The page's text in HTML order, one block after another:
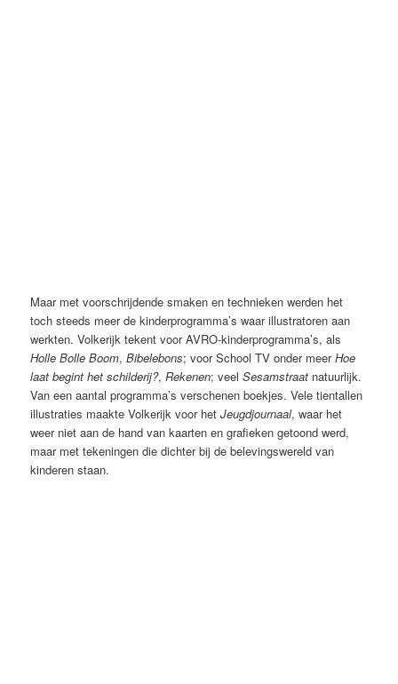
Maar met voorschrijdende smaken en technieken werden het
toch steeds meer de kinderprogramma’s waar illustratoren aan
werkten. Volkerijk tekent voor AVRO-kinderprogramma’s, als
Holle Bolle Boom,Bibelebons; voor School TV onder meerHoe
laat begint het schilderij?,Rekenen; veelSesamstraat natuurlijk.
Van een aantal programma’s verschenen boekjes. Vele tientallen
illustraties maakte Volkerijk voor hetJeugdjournaal, waar het
weer niet aan de hand van kaarten en grafieken getoond werd,
maar met tekeningen die dichter bij de belevingswereld van
kinderen staan.